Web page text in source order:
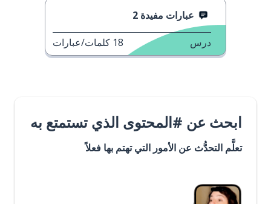
عبارات مفيدة 2
درس 18 كلمات/عبارات
ابحث عن #المحتوى الذي تستمتع به
تعلَّم التحدُّث عن الأمور التي تهتم بها فعلاً